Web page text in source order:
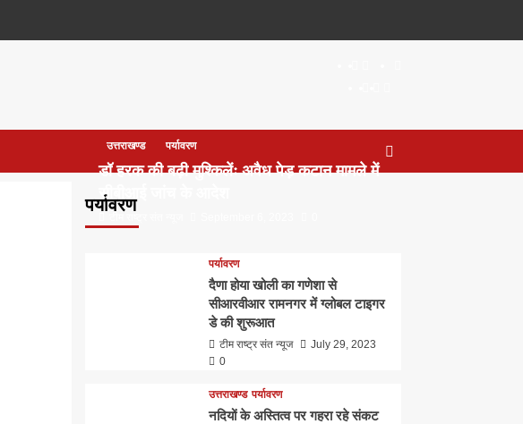
2020
in
पर्यावरण
उत्तराखण्ड पर्यावरण
डॉ हरक की बढ़ी मुश्किलेंः अवैध पेड़ कटान मामले में
सीबीआई जांच के आदेश
पर्यावरण
दैणा होया खोली का गणेशा से
सीआरवीआर रामनगर में ग्लोबल टाइगर
डे की शुरूआत
टीम राष्ट्र संत न्यूज
July 29, 2023
0
उत्तराखण्ड पर्यावरण
नदियों के अस्तित्व पर गहरा रहे संकट